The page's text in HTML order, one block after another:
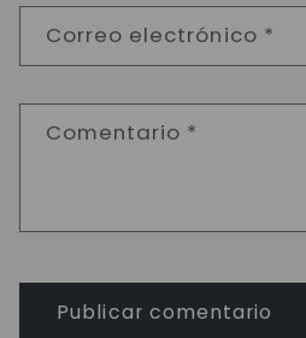
Correo electrónico *
Comentario *